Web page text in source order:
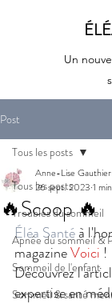
Un
Post
Tous les posts
Troubles du sommeil
Apnée du sommeil &
Sommeil de l'enfant
Sommeil & santé
Tous les posts
🔥Scoop 🔥
Anne-Lise Gauthier
26 sept. 2023 1
Éléa Santé à
magazine Voici !
Découvrez
expertise en